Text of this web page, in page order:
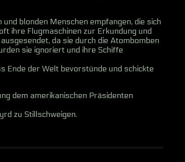
blonden Menschen empfangen, die sich
ihre Flugmaschinen zur Erkundung und
da sie durch die Atombomben
sie ignoriert und ihre Schiffe
Ende der Welt bevorstünde und schickte
dem amerikanischen Präsidenten
zu Stillschweigen.